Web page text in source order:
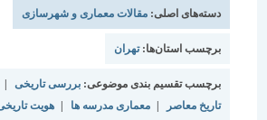
دسته‌های اصلی:مقالات معماری و شهرسازی
برچسب استان‌ها:تهران
برچسب تقسیم بندی موضوعی:بررسی تاریخی | تاریخ
تاریخ معاصر | معماری مدرسه ها | هویت تاریخی |